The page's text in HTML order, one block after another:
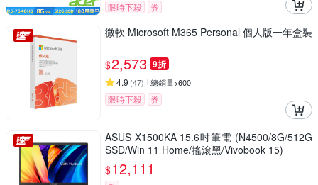
限時下殺 券
微軟 Microsoft M365 Personal 個人版一年盒裝
$2,573 9折
4.9 (47) 總銷量>600
限時下殺 券
ASUS X1500KA 15.6吋筆電 (N4500/8G/512G
SSD/Win 11 Home/搖滾黑/Vivobook 15)
$12,111